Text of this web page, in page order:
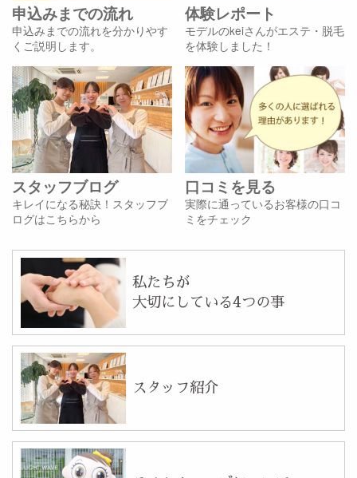
申込みまでの流れ
申込みまでの流れを分かりやす
くご説明します。
体験レポート
モデルのkeiさんがエステ・脱毛
を体験しました！
スタッフブログ
キレイになる秘訣！スタッフブ
ログはこちらから
口コミを見る
実際に通っているお客様の口コ
ミをチェック
私たちが
大切にしている4つの事
スタッフ紹介